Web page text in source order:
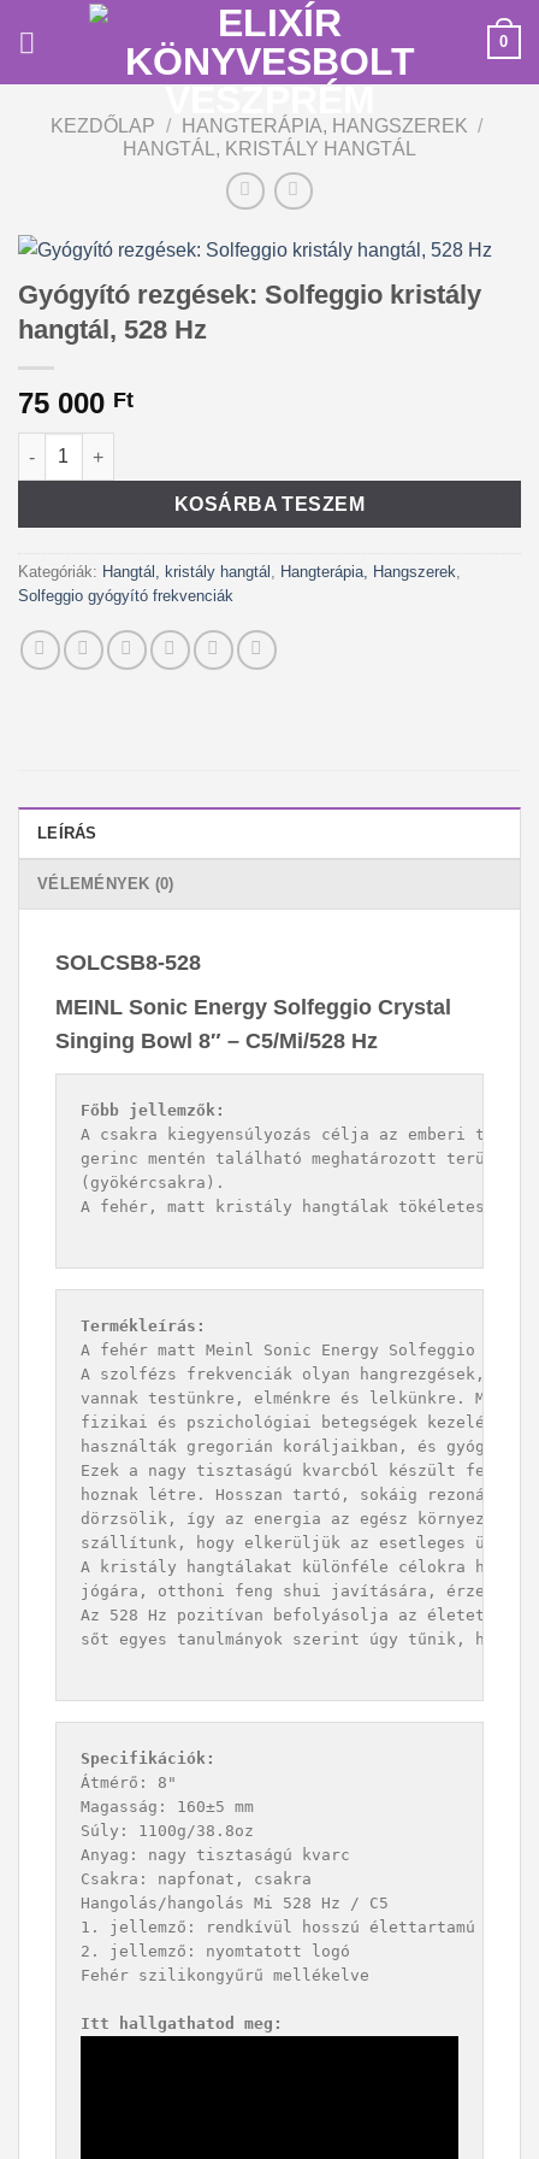
0
KEZDŐLAP / HANGTERÁPIA, HANGSZEREK /
HANGTÁL, KRISTÁLY HANGTÁL
Gyógyító rezgések: Solfeggio kristály
hangtál, 528 Hz
75 000 Ft
Gyógyító rezgések: Solfeggio kristály hangtál, 528 Hz
KOSÁRBA TESZEM
Alternative:
Kategóriák: Hangtál, kristály hangtál , Hangterápia, Hangszerek,
Solfeggio gyógyító frekvenciák
LEÍRÁS
VÉLEMÉNYEK (0)
SOLCSB8-528
MEINL Sonic Energy Solfeggio Crystal
Singing Bowl 8″ – C5/Mi/528 Hz
Főbb jellemzők:
A csakra kiegyensúlyozás célja az emberi test
gerinc mentén található meghatározott
(gyökércsakra).
A fehér, matt kristály hangtálak tökéletesek a
Termékleírás:
A fehér matt Meinl Sonic Energy Solfeggio
A szolfézs frekvenciák olyan hangrezgések,
vannak testünkre, elménkre és lelkünkre. Már
fizikai és pszichológiai betegségek
használták gregorián koráljaikban, és
Ezek a nagy tisztaságú kvarcból készült fehér
hoznak létre. Hosszan tartó, sokáig rezonáló,
dörzsölik, így az energia az egész
szállítunk, hogy elkerüljük az esetleges
A kristály hangtálakat különféle célokra
jógára, otthoni feng shui javítására, érzelmi
Az 528 Hz pozitívan befolyásolja az életet. A
sőt egyes tanulmányok szerint úgy tűnik, hogy
Specifikációk:
Átmérő: 8"
Magasság: 160±5 mm
Súly: 1100g/38.8oz
Anyag: nagy tisztaságú kvarc
Csakra: napfonat, csakra
Hangolás/hangolás Mi 528 Hz / C5
1. jellemző: rendkívül hosszú élettartamú
2. jellemző: nyomtatott logó
Fehér szilikongyűrű mellékelve
Itt hallgathatod meg: